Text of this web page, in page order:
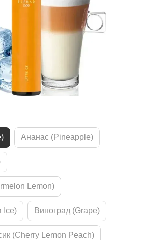
Ананас (Pineapple)
Lemon)
Ice) Виноград (Grape)
(Cherry Lemon Peach)